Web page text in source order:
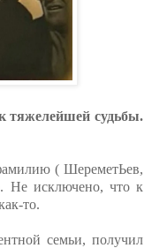
тяжелейшей судьбы.
( ШереметЬев,
Не исключено, что к
то.
семьи, получил